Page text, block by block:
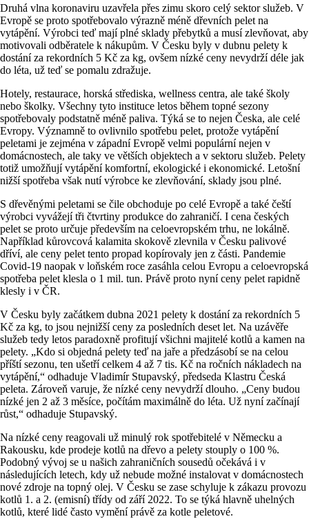
Druhá vlna koronaviru uzavřela přes zimu skoro celý sektor služeb. V
Evropě se proto spotřebovalo výrazně méně dřevních pelet na
vytápění. Výrobci teď mají plné sklady přebytků a musí zlevňovat, aby
motivovali odběratele k nákupům. V Česku byly v dubnu pelety k
dostání za rekordních 5 Kč za kg, ovšem nízké ceny nevydrží déle jak
do léta, už teď se pomalu zdražuje.
Hotely, restaurace, horská střediska, wellness centra, ale také školy
nebo školky. Všechny tyto instituce letos během topné sezony
spotřebovaly podstatně méně paliva. Týká se to nejen Česka, ale celé
Evropy. Významně to ovlivnilo spotřebu pelet, protože vytápění
peletami je zejména v západní Evropě velmi populární nejen v
domácnostech, ale taky ve větších objektech a v sektoru služeb. Pelety
totiž umožňují vytápění komfortní, ekologické i ekonomické. Letošní
nižší spotřeba však nutí výrobce ke zlevňování, sklady jsou plné.
S dřevěnými peletami se čile obchoduje po celé Evropě a také čeští
výrobci vyvážejí tři čtvrtiny produkce do zahraničí. I cena českých
pelet se proto určuje především na celoevropském trhu, ne lokálně.
Například kůrovcová kalamita skokově zlevnila v Česku palivové
dříví, ale ceny pelet tento propad kopírovaly jen z části. Pandemie
Covid-19 naopak v loňském roce zasáhla celou Evropu a celoevropská
spotřeba pelet klesla o 1 mil. tun. Právě proto nyní ceny pelet rapidně
klesly i v ČR.
V Česku byly začátkem dubna 2021 pelety k dostání za rekordních 5
Kč za kg, to jsou nejnižší ceny za posledních deset let. Na uzávěře
služeb tedy letos paradoxně profitují všichni majitelé kotlů a kamen na
pelety. „Kdo si objedná pelety teď na jaře a předzásobí se na celou
příští sezonu, ten ušetří celkem 4 až 7 tis. Kč na ročních nákladech na
vytápění,“ odhaduje Vladimír Stupavský, předseda Klastru Česká
peleta. Zároveň varuje, že nízké ceny nevydrží dlouho. „Ceny budou
nízké jen 2 až 3 měsíce, počítám maximálně do léta. Už nyní začínají
růst,“ odhaduje Stupavský.
Na nízké ceny reagovali už minulý rok spotřebitelé v Německu a
Rakousku, kde prodeje kotlů na dřevo a pelety stouply o 100 %.
Podobný vývoj se u našich zahraničních sousedů očekává i v
následujících letech, kdy už nebude možné instalovat v domácnostech
nové zdroje na topný olej. V Česku se zase schyluje k zákazu provozu
kotlů 1. a 2. (emisní) třídy od září 2022. To se týká hlavně uhelných
kotlů, které lidé často vymění právě za kotle peletové.